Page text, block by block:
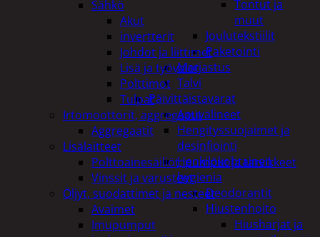
Tontut ja
muut
Joulutekstiilit
Paketointi
Marjastus
Talvi
Päivittäistavarat
Apuvälineet
Hengityssuojaimet ja
desinfiointi
Henkilökohtainen
hygienia
Deodorantit
Hiustenhoito
Hiusharjat ja
Sähkö
Akut
invertterit
Johdot ja liittimet
Lisä ja työvalot
Polttimot
Tulpat
Irtomoottorit, aggregaatit
Aggregaatit
Lisälaitteet
Polttoainesäiliöt, pumput ja tarvikkeet
Vinssit ja varusteet
Öljyt, suodattimet ja nesteet
Avaimet
Imupumput